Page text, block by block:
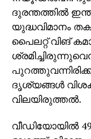
ദുരന്തത്തില്‍
യുദ്ധവിമാനം
പൈലറ്റ് വിങ്
ദൃശ്യങ്ങള്‍
വിലയിരുത്തല്‍.
വീഡിയോയില്‍